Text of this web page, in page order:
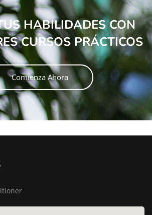
HABILIDADES CON
CURSOS PRÁCTICOS
Comienza Ahora